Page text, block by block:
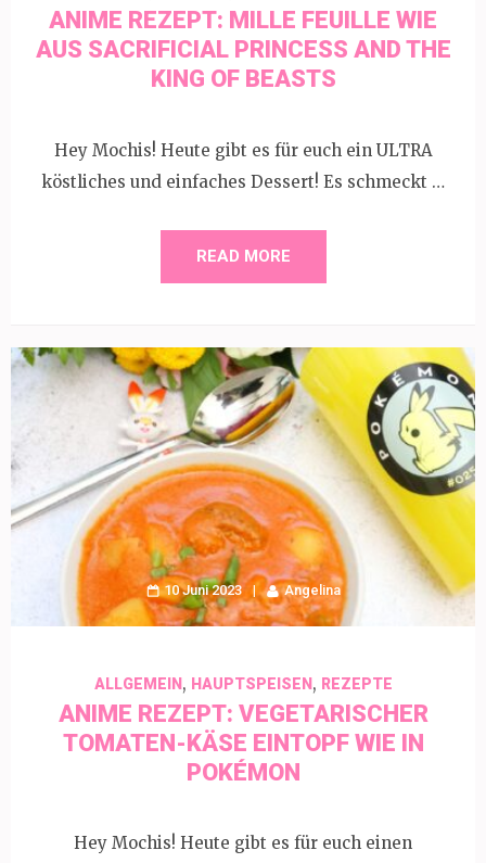
ANIME REZEPT: MILLE FEUILLE WIE
AUS SACRIFICIAL PRINCESS AND THE
KING OF BEASTS
Hey Mochis! Heute gibt es für euch ein ULTRA
köstliches und einfaches Dessert! Es schmeckt …
READ MORE
10 Juni 2023 Angelina
ALLGEMEIN, HAUPTSPEISEN, REZEPTE
ANIME REZEPT: VEGETARISCHER
TOMATEN-KÄSE EINTOPF WIE IN
POKÉMON
Hey Mochis! Heute gibt es für euch einen